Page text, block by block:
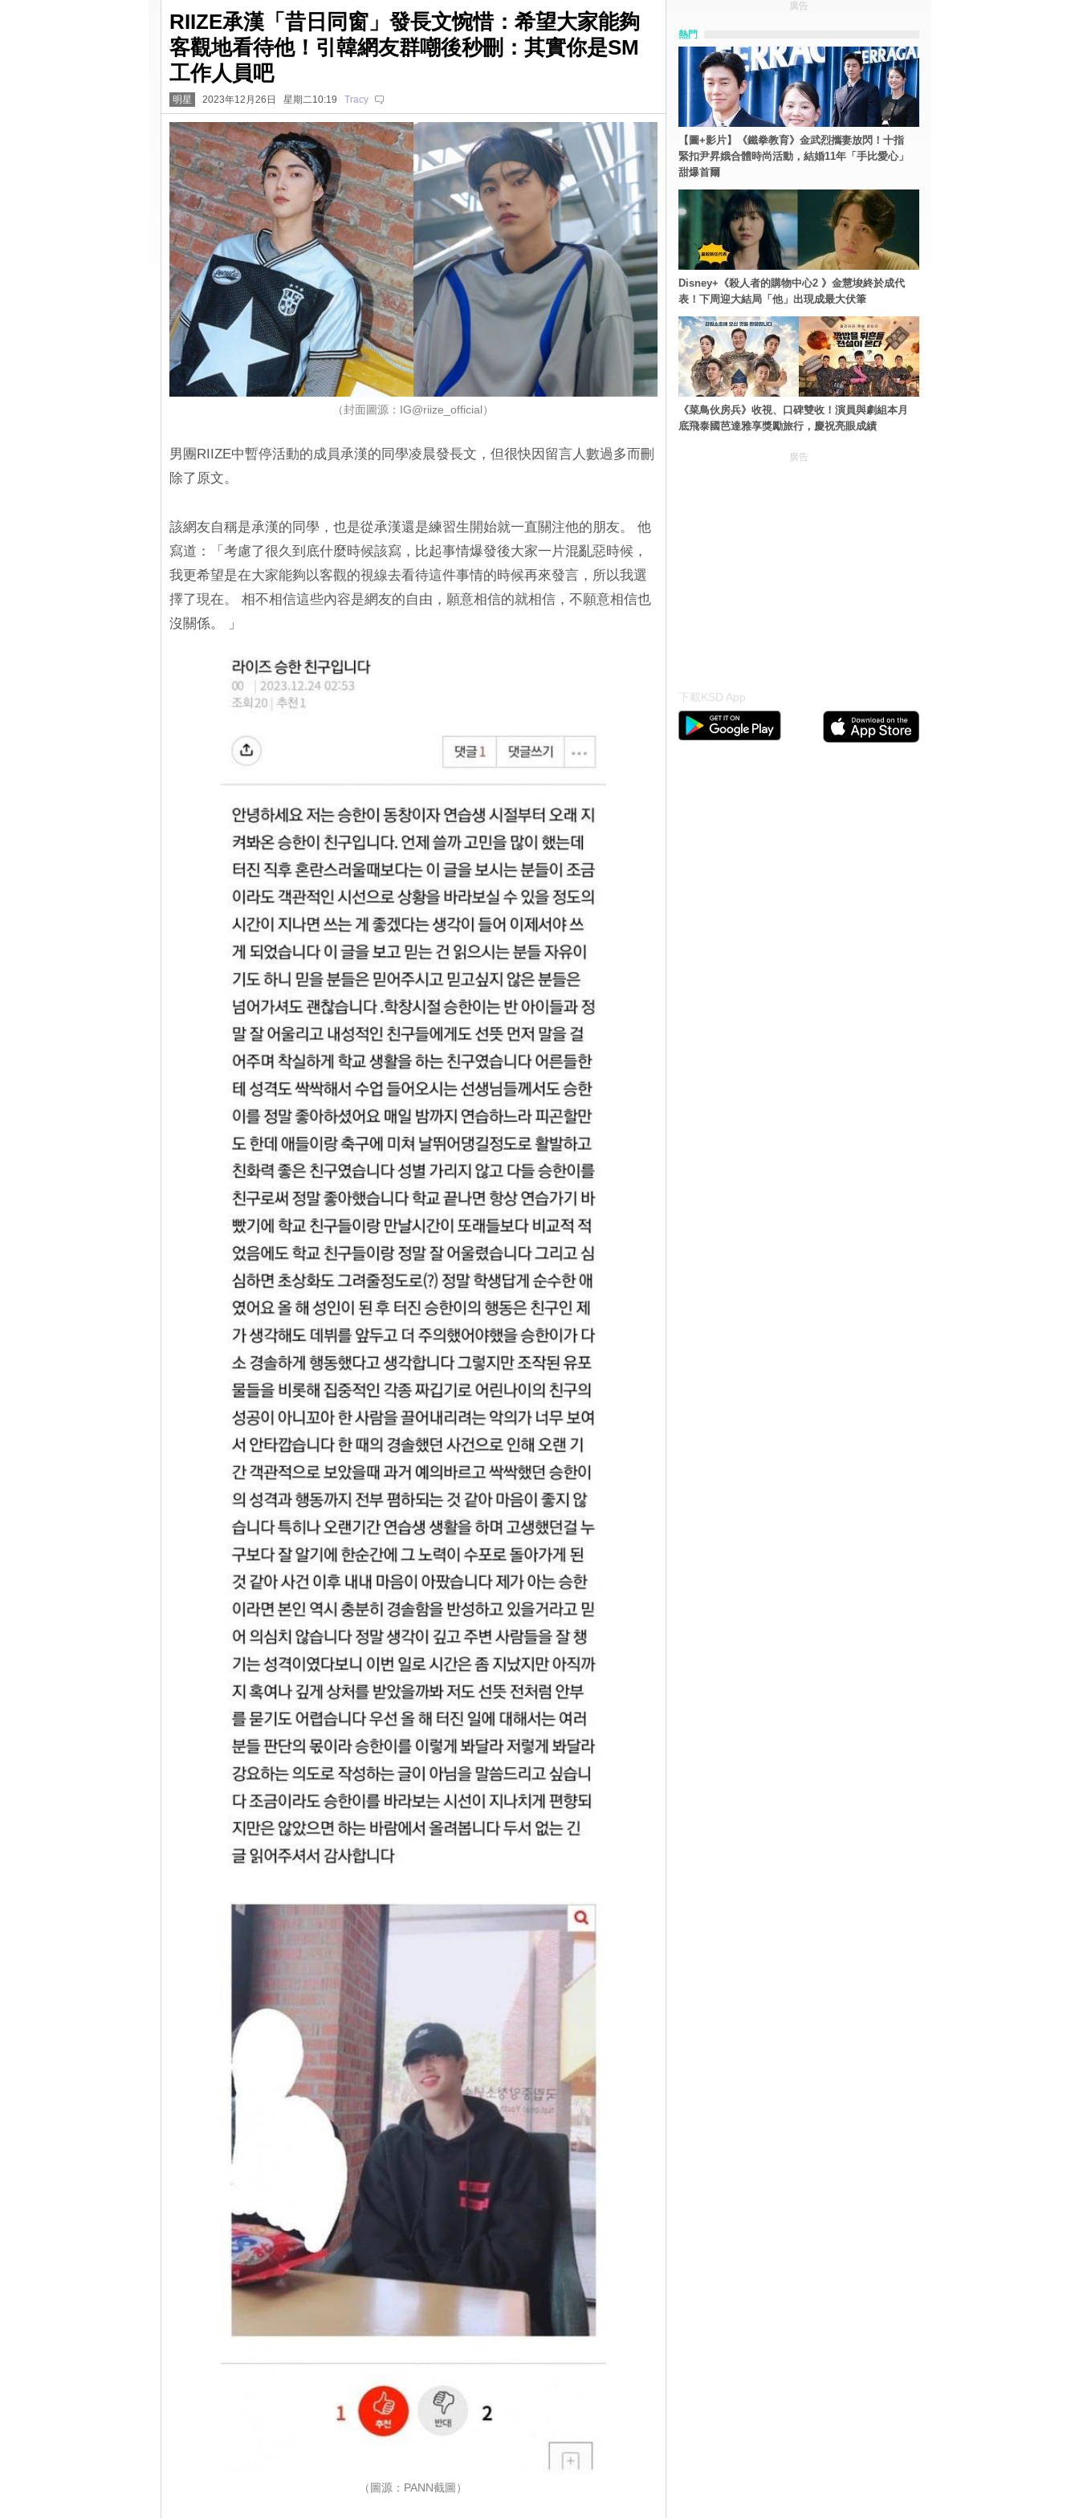
RIIZE承漢「昔日同窗」發長文惋惜：希望大家能夠
客觀地看待他！引韓網友群嘲後秒刪：其實你是SM
工作人員吧
明星 2023年12月26日 星期二10:19 Tracy
（封面圖源：IG@riize_official）
男團RIIZE中暫停活動的成員承漢的同學凌晨發長文，但很快因留言人數過多而刪
除了原文。
該網友自稱是承漢的同學，也是從承漢還是練習生開始就一直關注他的朋友。 他
寫道：「考慮了很久到底什麼時候該寫，比起事情爆發後大家一片混亂惡時候，
我更希望是在大家能夠以客觀的視線去看待這件事情的時候再來發言，所以我選
擇了現在。 相不相信這些內容是網友的自由，願意相信的就相信，不願意相信也
沒關係。 」
（圖源：PANN截圖）
廣告
熱門
【圖+影片】《鐵拳教育》金武烈攜妻放閃！十指
緊扣尹昇娥合體時尚活動，結婚11年「手比愛心」
甜爆首爾
Disney+《殺人者的購物中心2 》金慧埈終於成代
表！下周迎大結局「他」出現成最大伏筆
《菜鳥伙房兵》收視、口碑雙收！演員與劇組本月
底飛泰國芭達雅享獎勵旅行，慶祝亮眼成績
廣告
下載KSD App